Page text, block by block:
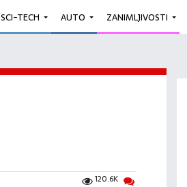
SCI-TECH AUTO ZANIMLJIVOSTI
120.6K